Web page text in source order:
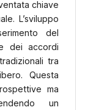
chiave
L’sviluppo
del
dei accordi
tra
Questa
ma
un